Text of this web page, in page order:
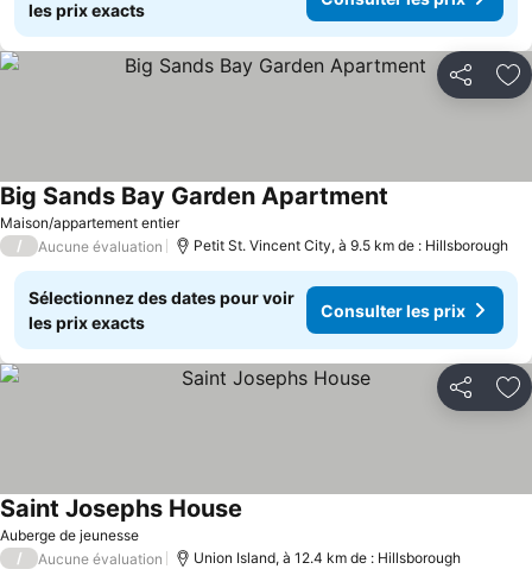
les prix exacts
Partager
Maison/appartement entier
Big Sands Bay Garden Apartment
/ Aucune évaluation Petit St. Vincent City, à 9.5 km de : Hillsborough
Sélectionnez des dates pour voir
les prix exacts
Consulter les prix
Partager
Auberge de jeunesse
Saint Josephs House
/ Aucune évaluation Union Island, à 12.4 km de : Hillsborough